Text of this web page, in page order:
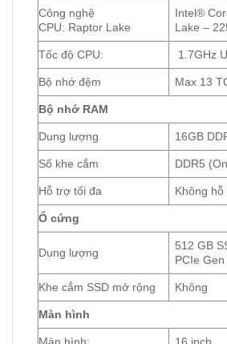
Công nghệ
CPU: Raptor Lake
Intel®
Lake –
Tốc độ CPU: 1.7GHz
Bộ nhớ đệm Max 13
Bộ nhớ RAM
Dung lượng 16GB
Số khe cắm DDR5
Hỗ trợ tối đa Không
Ổ cứng
Dung lượng
512 GB
PCIe
Khe cắm SSD mở rộng Không
Màn hình
Màn hình: 16 inch